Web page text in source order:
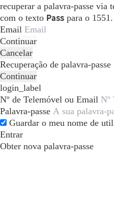
recuperar a palavra-passe via
com o texto Pass para o 1551.
Email
Continuar
Cancelar
Recuperação de palavra-passe
Continuar
login_label
Nº de Telemóvel ou Email
Palavra-passe
Guardar o meu nome de
Entrar
Obter nova palavra-passe